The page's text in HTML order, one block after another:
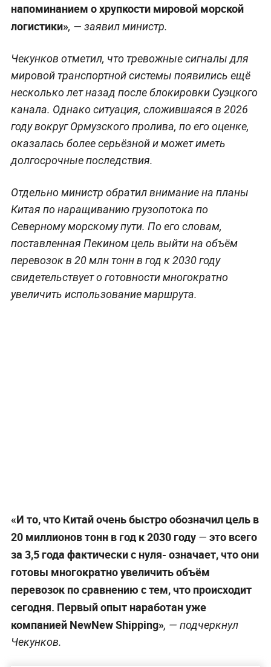
напоминанием о хрупкости мировой морской
логистики», — заявил министр.
Чекунков отметил, что тревожные сигналы для
мировой транспортной системы появились ещё
несколько лет назад после блокировки Суэцкого
канала. Однако ситуация, сложившаяся в 2026
году вокруг Ормузского пролива, по его оценке,
оказалась более серьёзной и может иметь
долгосрочные последствия.
Отдельно министр обратил внимание на планы
Китая по наращиванию грузопотока по
Северному морскому пути. По его словам,
поставленная Пекином цель выйти на объём
перевозок в 20 млн тонн в год к 2030 году
свидетельствует о готовности многократно
увеличить использование маршрута.
«И то, что Китай очень быстро обозначил цель в
20 миллионов тонн в год к 2030 году— это всего
за 3,5 года фактически с нуля- означает, что они
готовы многократно увеличить объём
перевозок по сравнению с тем, что происходит
сегодня. Первый опыт наработан уже
компанией NewNew Shipping», — подчеркнул
Чекунков.